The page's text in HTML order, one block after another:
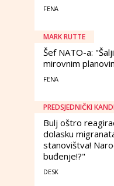
FENA
MARK RUTTE
Šef NATO-a:
mirovnim
FENA
PREDSJEDNIČKI
Bulj oštro
dolasku
stanovištva!
buđenje!?"
DESK